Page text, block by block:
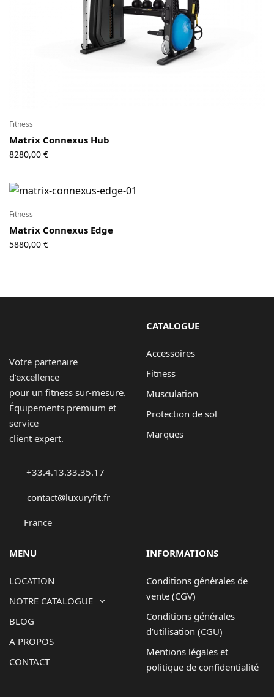
Fitness
Matrix Connexus Hub
8280,00 €
Fitness
Matrix Connexus Edge
5880,00 €
Votre partenaire
d’excellence
pour un fitness sur-mesure.
Équipements premium et
service
client expert.
+33.4.13.33.35.17
contact@luxuryfit.fr
France
CATALOGUE
Accessoires
Fitness
Musculation
Protection de sol
Marques
MENU
LOCATION
NOTRE CATALOGUE
BLOG
A PROPOS
CONTACT
INFORMATIONS
Conditions générales de
vente (CGV)
Conditions générales
d’utilisation (CGU)
Mentions légales et
politique de confidentialité